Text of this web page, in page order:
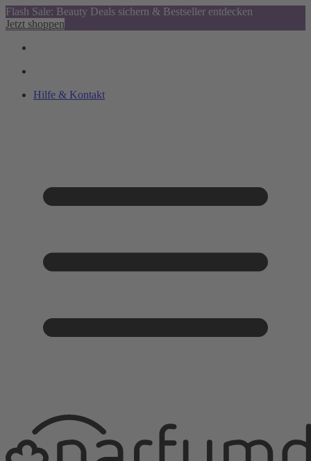
Flash Sale: Beauty Deals sichern & Bestseller entdecken
Jetzt shoppen
Hilfe & Kontakt